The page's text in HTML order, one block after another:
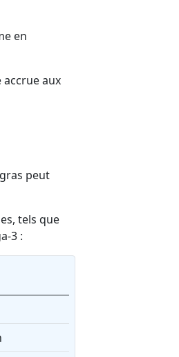
en
aux
peut
tels que
3 :